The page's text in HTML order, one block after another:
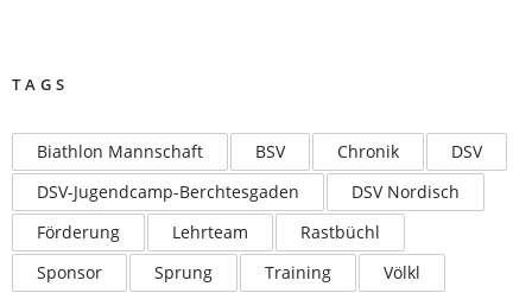
TAGS
Biathlon Mannschaft BSV Chronik
DSV
DSV-Jugendcamp-Berchtesgaden
DSV Nordisch
Förderung
Lehrteam
Rastbüchl
Sponsor
Sprung Training
Völkl